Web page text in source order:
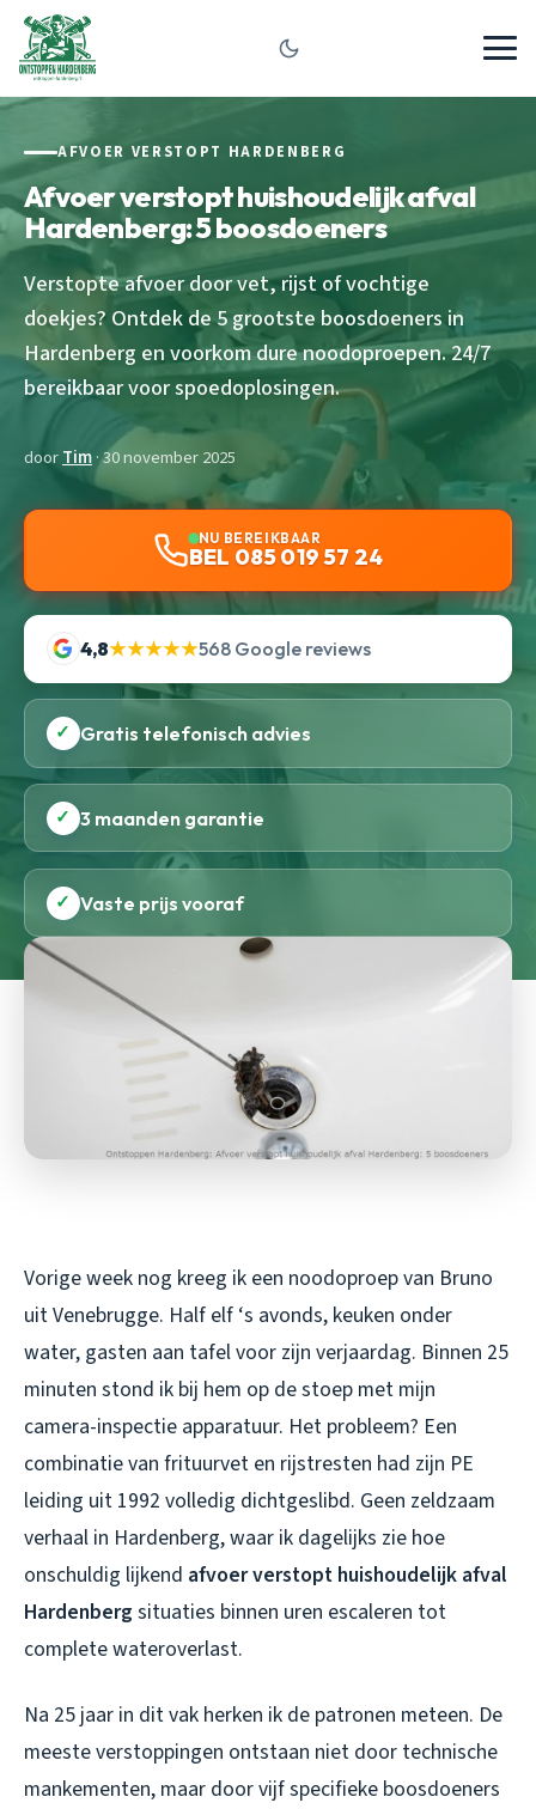
AFVOER VERSTOPT HARDENBERG
Afvoer verstopt huishoudelijk afval
Hardenberg: 5 boosdoeners
Verstopte afvoer door vet, rijst of vochtige
doekjes? Ontdek de 5 grootste boosdoeners in
Hardenberg en voorkom dure noodoproepen. 24/7
bereikbaar voor spoedoplosingen.
doorTim· 30 november 2025
NU BEREIKBAAR
BEL 085 019 57 24
4,8★★★★★568 Google reviews
✓ Gratis telefonisch advies
✓ 3 maanden garantie
✓ Vaste prijs vooraf
Vorige week nog kreeg ik een noodoproep van Bruno
uit Venebrugge. Half elf ‘s avonds, keuken onder
water, gasten aan tafel voor zijn verjaardag. Binnen 25
minuten stond ik bij hem op de stoep met mijn
camera-inspectie apparatuur. Het probleem? Een
combinatie van frituurvet en rijstresten had zijn PE
leiding uit 1992 volledig dichtgeslibd. Geen zeldzaam
verhaal in Hardenberg, waar ik dagelijks zie hoe
onschuldig lijkend afvoer verstopt huishoudelijk afval
Hardenberg situaties binnen uren escaleren tot
complete wateroverlast.
Na 25 jaar in dit vak herken ik de patronen meteen. De
meeste verstoppingen ontstaan niet door technische
mankementen, maar door vijf specifieke boosdoeners